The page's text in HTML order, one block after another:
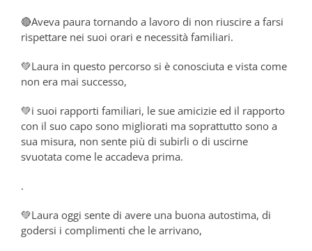
🔴Aveva paura tornando a lavoro di non riuscire a farsi
rispettare nei suoi orari e necessità familiari.
💚Laura in questo percorso si è conosciuta e vista come
non era mai successo,
💚i suoi rapporti familiari, le sue amicizie ed il rapporto
con il suo capo sono migliorati ma soprattutto sono a
sua misura, non sente più di subirli o di uscirne
svuotata come le accadeva prima.
.
💚Laura oggi sente di avere una buona autostima, di
godersi i complimenti che le arrivano,